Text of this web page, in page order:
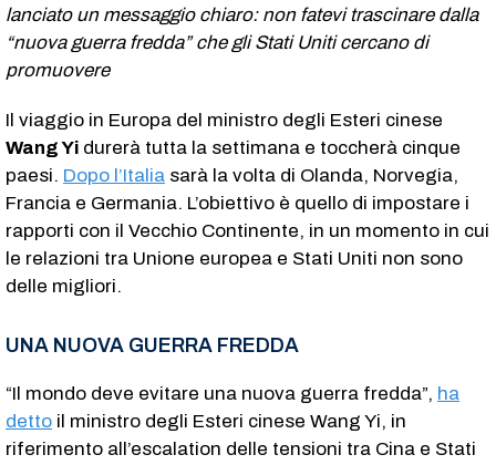
lanciato un messaggio chiaro: non fatevi trascinare dalla
“nuova guerra fredda” che gli Stati Uniti cercano di
promuovere
Il viaggio in Europa del ministro degli Esteri cinese
Wang Yi durerà tutta la settimana e toccherà cinque
paesi. Dopo l’Italia sarà la volta di Olanda, Norvegia,
Francia e Germania. L’obiettivo è quello di impostare i
rapporti con il Vecchio Continente, in un momento in cui
le relazioni tra Unione europea e Stati Uniti non sono
delle migliori.
UNA NUOVA GUERRA FREDDA
“Il mondo deve evitare una nuova guerra fredda”, ha
detto il ministro degli Esteri cinese Wang Yi, in
riferimento all’escalation delle tensioni tra Cina e Stati